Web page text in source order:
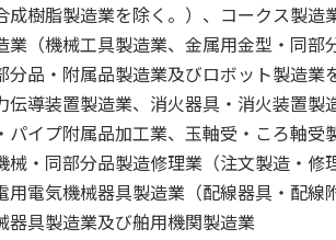
成樹脂製造業を除く。）、コークス製造
業（機械工具製造業、金属用金型・同部
分品・附属品製造業及びロボット製造業
伝導装置製造業、消火器具・消火装置製
パイプ附属品加工業、玉軸受・ころ軸受
械・同部分品製造修理業（注文製造・修
用電気機械器具製造業（配線器具・配線
器具製造業及び舶用機関製造業